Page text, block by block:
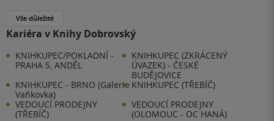
Vše důležité
Kariéra v Knihy Dobrovský
KNIHKUPEC/POKLADNÍ -
PRAHA 5, ANDĚL
KNIHKUPEC (ZKRÁCENÝ
ÚVAZEK) - ČESKÉ
BUDĚJOVICE
KNIHKUPEC - BRNO (Galerie
Vaňkovka)
KNIHKUPEC (TŘEBÍČ)
VEDOUCÍ PRODEJNY
(TŘEBÍČ)
VEDOUCÍ PRODEJNY
(OLOMOUC - OC HANÁ)